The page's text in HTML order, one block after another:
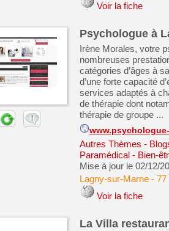
Voir la fiche
Psychologue à
Irène Morales, votre
nombreuses
catégories d’âges à
d’une forte capacité
services adaptés à
de thérapie dont
thérapie de groupe ...
Autres Thèmes -
Paramédical - Bien-
Mise à jour le 02/12/
Lagny-sur-Marne- 77
Voir la fiche
La Villa